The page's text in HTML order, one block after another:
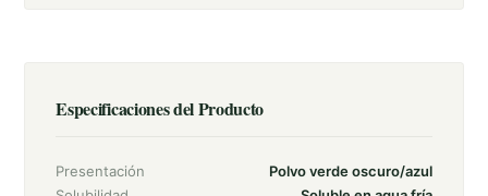
Especificaciones del Producto
Presentación
Polvo verde oscuro/azul